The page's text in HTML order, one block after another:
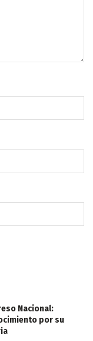
Nacional:
por su